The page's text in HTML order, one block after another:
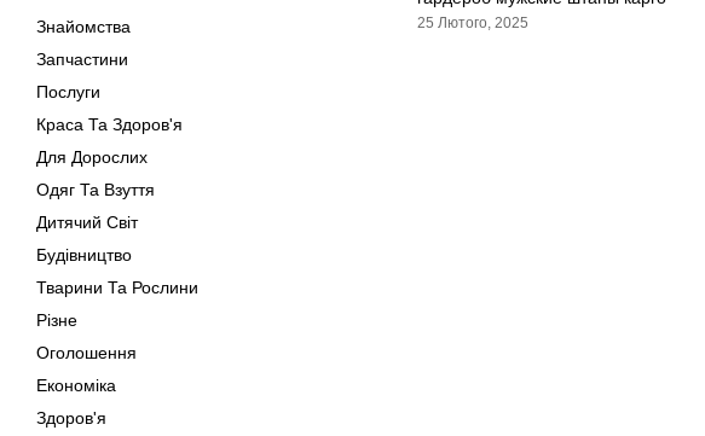
Знайомства
Запчастини
Послуги
Краса Та Здоров'я
Для Дорослих
Одяг Та Взуття
Дитячий Світ
Будівництво
Тварини Та Рослини
Різне
Оголошення
Економіка
Здоров'я
25 Лютого, 2025